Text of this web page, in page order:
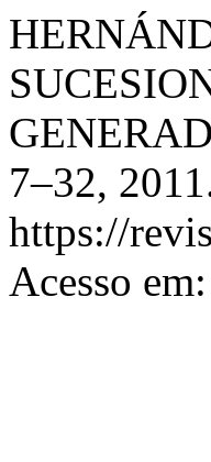
7–32,
https://
Acesso